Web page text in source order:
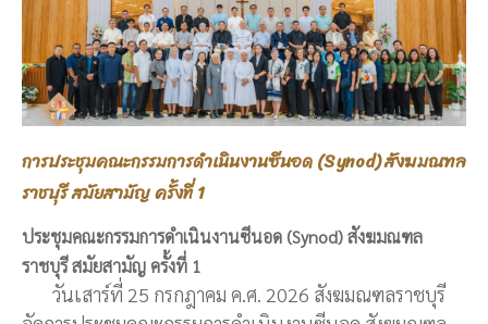
การประชุมคณะกรรมการดำเนินงานซีนอด (Synod) สังฆมณฑล
ราชบุรี สมัยสามัญ ครั้งที่ 1
ประชุมคณะกรรมการดำเนินงานซีนอด (Synod) สังฆมณฑล
ราชบุรี สมัยสามัญ ครั้งที่ 1
วันเสาร์ที่ 25 กรกฎาคม ค.ศ. 2026 สังฆมณฑลราชบุรี